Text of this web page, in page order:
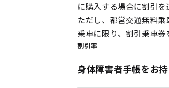
に購入する場合に割引を
ただし、都営交通無料
乗車に限り、割引乗車
割引率
身体障害者手帳をお